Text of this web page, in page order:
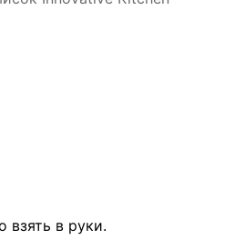
взять в руки.